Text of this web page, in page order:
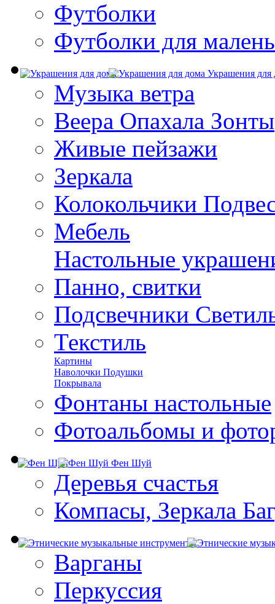
Футболки
Футболки для
Украшения для
Музыка ветра
Веера Опахала Зонты
Живые пейзажи
Зеркала
Колокольчики
Мебель
Настольные
Панно, свитки
Подсвечники
Текстиль
Картины
Наволочки Подушки
Покрывала
Фонтаны настольные
Фотоальбомы и
Фен Шуй
Деревья счастья
Компасы, Зеркала
Варганы
Перкуссия